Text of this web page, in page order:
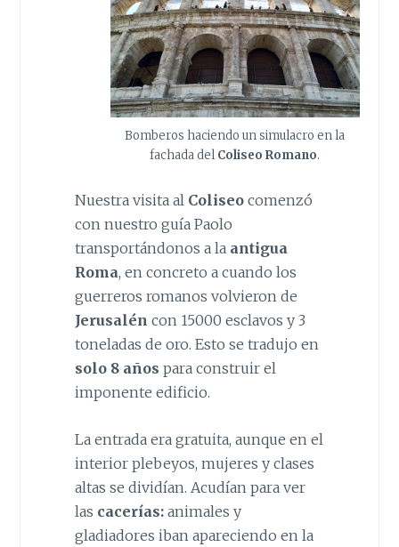
Bomberos haciendo un simulacro en la
fachada delColiseo Romano.
Nuestra visita al Coliseocomenzó
con nuestro guía Paolo
transportándonos a la antigua
Roma, en concreto a cuando los
guerreros romanos volvieron de
Jerusalén con 15000 esclavos y 3
toneladas de oro. Esto se tradujo en
solo 8 años para construir el
imponente edificio.
La entrada era gratuita, aunque en el
interior plebeyos, mujeres y clases
altas se dividían. Acudían para ver
las cacerías:animales y
gladiadores iban apareciendo en la